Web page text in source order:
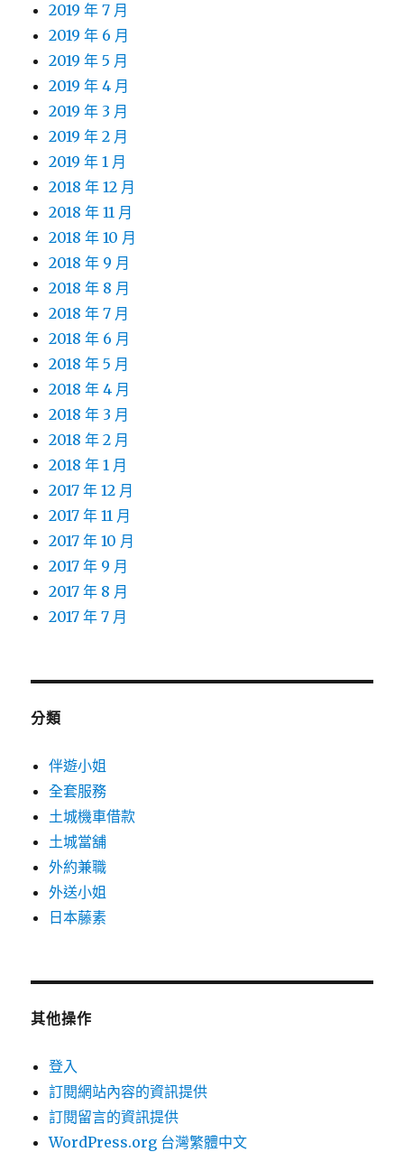
2019 年 7 月
2019 年 6 月
2019 年 5 月
2019 年 4 月
2019 年 3 月
2019 年 2 月
2019 年 1 月
2018 年 12 月
2018 年 11 月
2018 年 10 月
2018 年 9 月
2018 年 8 月
2018 年 7 月
2018 年 6 月
2018 年 5 月
2018 年 4 月
2018 年 3 月
2018 年 2 月
2018 年 1 月
2017 年 12 月
2017 年 11 月
2017 年 10 月
2017 年 9 月
2017 年 8 月
2017 年 7 月
分類
伴遊小姐
全套服務
土城機車借款
土城當舖
外約兼職
外送小姐
日本藤素
其他操作
登入
訂閱網站內容的資訊提供
訂閱留言的資訊提供
WordPress.org 台灣繁體中文